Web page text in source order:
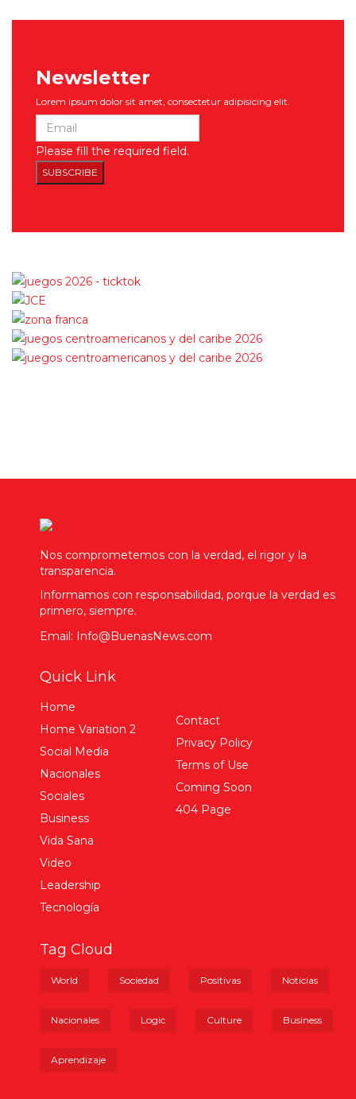
Newsletter
Lorem ipsum dolor sit amet, consectetur adipisicing elit.
Please fill the required field.
SUBSCRIBE
Nos comprometemos con la verdad, el rigor y la
transparencia.
Informamos con responsabilidad, porque la verdad es
primero, siempre.
Email: Info@BuenasNews.com
Quick Link
Home
Home Variation 2
Social Media
Nacionales
Sociales
Business
Vida Sana
Video
Leadership
Tecnología
Contact
Privacy Policy
Terms of Use
Coming Soon
404 Page
Tag Cloud
World Sociedad Positivas Noticias
Nacionales Logic Culture Business
Aprendizaje